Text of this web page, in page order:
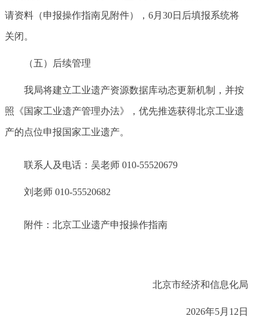
请资料（申报操作指南见附件），6月30日后填报系统将
关闭。
（五）后续管理
我局将建立工业遗产资源数据库动态更新机制，并按
照《国家工业遗产管理办法》，优先推选获得北京工业遗
产的点位申报国家工业遗产。
联系人及电话：吴老师 010-55520679
刘老师 010-55520682
附件：北京工业遗产申报操作指南
北京市经济和信息化局
2026年5月12日